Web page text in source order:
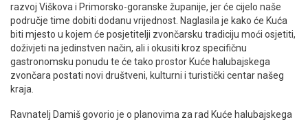
razvoj Viškova i Primorsko-goranske županije, jer će cijelo naše
područje time dobiti dodanu vrijednost. Naglasila je kako će Kuća
biti mjesto u kojem će posjetitelji zvončarsku tradiciju moći osjetiti,
doživjeti na jedinstven način, ali i okusiti kroz specifičnu
gastronomsku ponudu te će tako prostor Kuće halubajskega
zvončara postati novi društveni, kulturni i turistički centar našeg
kraja.
Ravnatelj Damiš govorio je o planovima za rad Kuće halubajskega